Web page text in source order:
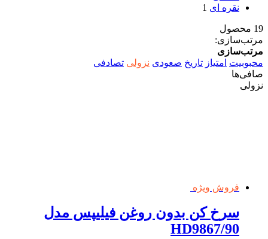
نقره ای 1
19 محصول
مرتب‌سازی:
مرتب‌سازی
محبوبیت امتیاز تاریخ صعودی نزولی تصادفی
صافی‌ها
نزولی
فروش ویژه
سرخ کن بدون روغن فیلیپس مدل
HD9867/90